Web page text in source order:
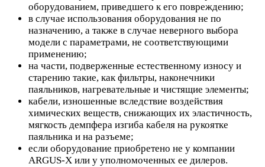
оборудованием, приведшего к его повреждению;
в случае использования оборудования не по
назначению, а также в случае неверного выбора
модели с параметрами, не соответствующими
применению;
на части, подверженные естественному износу и
старению такие, как фильтры, наконечники
паяльников, нагревательные и чистящие элементы;
кабели, изношенные вследствие воздействия
химических веществ, снижающих их эластичность,
мягкость демпфера изгиба кабеля на рукоятке
паяльника и на разъеме;
если оборудование приобретено не у компании
ARGUS-X или у уполномоченных ее дилеров.